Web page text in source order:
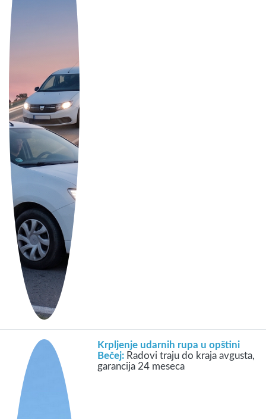
Krpljenje udarnih rupa u opštini
Bečej: Radovi traju do kraja avgusta,
garancija 24 meseca